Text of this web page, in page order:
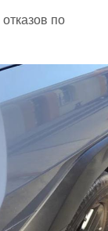
по